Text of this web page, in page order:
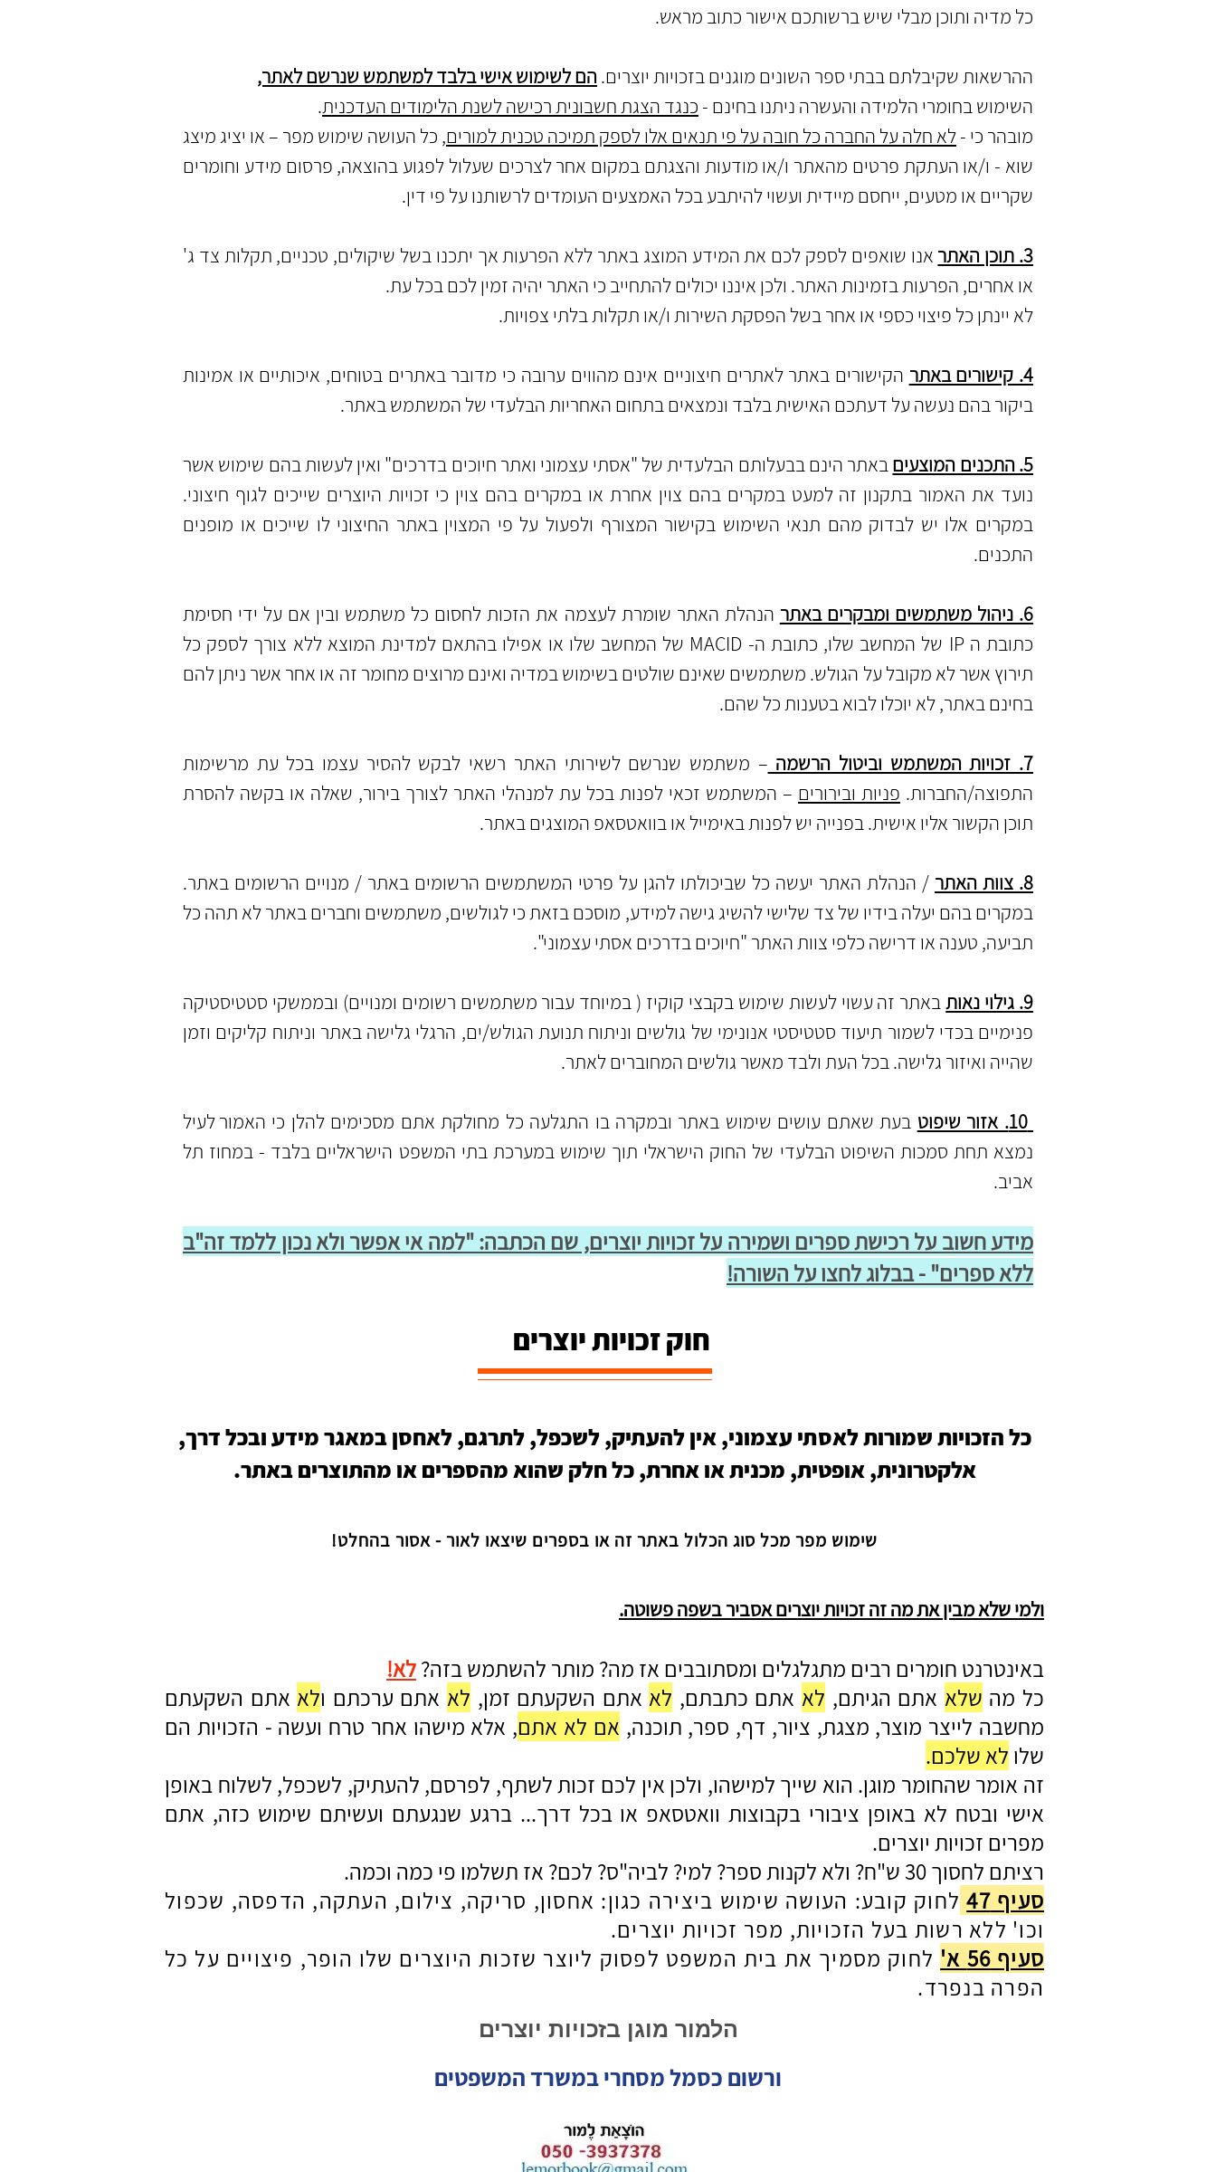
כל מדיה ותוכן מבלי שיש ברשותכם אישור כתוב מראש.
ההרשאות שקיבלתם בבתי ספר השונים מוגנים בזכויות יוצרים.הם לשימוש אישי בלבד למשתמש שנרשם לאתר,
השימוש בחומרי הלמידה והעשרה ניתנו בחינם - כנגד הצגת חשבונית רכישה לשנת הלימודים העדכנית.
מובהר כי -לא חלה על החברה כל חובה על פי תנאים אלו לספק תמיכה טכנית למורים, כל העושה שימוש מפר – או יציג מיצג
שוא - ו/או העתקת פרטים מהאתר ו/או מודעות והצגתם במקום אחר לצרכים שעלול לפגוע בהוצאה, פרסום מידע וחומרים
שקריים או מטעים, ייחסם מיידית ועשוי להיתבעבכל האמצעים העומדים לרשותנו על פי דין.​
3. תוכן האתר
אנו שואפים לספק לכם את המידע המוצג באתר ללא הפרעות אך יתכנו בשל שיקולים, טכניים, תקלות צד ג'
או אחרים, הפרעות בזמינות האתר. ולכן איננו יכולים להתחייב כי האתר יהיה זמין לכם בכל עת.
לא יינתן כל פיצוי כספי או אחר בשל הפסקת השירות ו/או תקלות בלתי צפויות.
4. קישורים באתר
הקישורים באתר לאתרים חיצוניים אינם מהווים ערובה כי מדובר באתרים בטוחים, איכותיים או אמינות
ביקור בהם נעשה על דעתכם האישית בלבד ונמצאים בתחום האחריות הבלעדי של המשתמש באתר.
5. התכנים המוצעים באתר הינם בבעלותם הבלעדית של "אסתי עצמוני ואתר חיוכים בדרכים" ואין לעשות בהם שימוש אשר
נועד את האמור בתקנון זה למעט במקרים בהם צוין אחרת או במקרים בהם צוין כי זכויות היוצרים שייכים לגוף חיצוני.
במקרים אלו יש לבדוק מהם תנאי השימוש בקישור המצורף ולפעול על פי המצוין באתר החיצוני לו שייכים או מופנים
התכנים.
6. ניהול משתמשים ומבקרים באתר
הנהלת האתר שומרת לעצמה את הזכות לחסום כל משתמש ובין אם על ידי חסימת
כתובת ה IP של המחשב שלו, כתובת ה- MACID של המחשב שלו או אפילו בהתאם למדינת המוצא ללא צורך לספק כל
תירוץ אשר לא מקובל על הגולש. משתמשים שאינם שולטים בשימוש במדיה ואינם מרוצים מחומר זה או אחר אשר ניתן להם
בחינם באתר, לא יוכלו לבוא בטענות כל שהם.
7. זכויות המשתמש וביטול הרשמה
– משתמש שנרשם לשירותי האתר רשאי לבקש להסיר עצמו בכל עת מרשימות
התפוצה/החברות. פניות ובירורים – המשתמש זכאי לפנות בכל עת למנהלי האתר לצורך בירור, שאלה או בקשה להסרת
תוכן הקשור אליו אישית. בפנייה יש לפנות באימייל או בוואטסאפ המוצגים באתר.
8. צוות האתר
/ הנהלת האתר יעשה כל שביכולתו להגן על פרטי המשתמשים הרשומים באתר / מנויים הרשומים באתר.
במקרים בהם יעלה בידיו של צד שלישי להשיג גישה למידע, מוסכם בזאת כי לגולשים, משתמשים וחברים באתר לא תהה כל
תביעה, טענה או דרישה כלפי צוות האתר "חיוכים בדרכים אסתי עצמוני".
9. גילוי נאות
באתר זה עשוי לעשות שימוש בקבצי קוקיז ( במיוחד עבור משתמשים רשומים ומנויים) ובממשקי סטטיסטיקה
פנימיים בכדי לשמור תיעוד סטטיסטי אנונימי של גולשים וניתוח תנועת הגולש/ים, הרגלי גלישה באתר וניתוח קליקים וזמן
שהייה ואיזור גלישה. בכל העת ולבד מאשר גולשים המחוברים לאתר.
10. אזור שיפוט בעת שאתם עושים שימוש באתר ובמקרה בו התגלעה כל מחולקת אתם מסכימים להלן כי האמור לעיל
נמצא תחת סמכות השיפוט הבלעדי של החוק הישראלי תוך שימוש במערכת בתי המשפט הישראליים בלבד - במחוז תל
אביב.
מידע חשוב על רכישת ספרים ושמירה על זכויות יוצרים, שם הכתבה: "למה אי אפשר ולא נכון ללמד זה"ב
ללא ספרים" - בבלוג לחצו על השורה!
חוק זכויות יוצרים
כל הזכויות שמורות לאסתי עצמוני, אין להעתיק, לשכפל, לתרגם, לאחסן במאגר מידע ובכל דרך,
אלקטרונית, אופטית, מכנית או אחרת, כל חלק שהוא מהספרים או מהתוצרים באתר.
שימוש מפר מכל סוג הכלול באתר זה או בספרים שיצאו לאור - אסור בהחלט!
ולמי שלא מבין את מה זה זכויות יוצרים אסביר בשפה פשוטה.
באינטרנט חומרים רבים מתגלגלים ומסתובבים אז מה? מותר להשתמש בזה?לא!
כל מה שלא אתם הגיתם, לא אתם כתבתם, לא אתם השקעתם זמן, לא אתם ערכתם ולא אתם השקעתם
מחשבה לייצר מוצר, מצגת, ציור, דף, ספר, תוכנה, אם לא אתם, אלא מישהו אחר טרח ועשה - הזכויות הם
שלו לא שלכם.
זה אומר שהחומר מוגן. הוא שייך למישהו, ולכן אין לכם זכות לשתף, לפרסם, להעתיק, לשכפל, לשלוח באופן
אישי ובטח לא באופן ציבורי בקבוצות וואטסאפ או בכל דרך... ברגע שנגעתם ועשיתם שימוש כזה, אתם
מפרים זכויות יוצרים.
רציתם לחסוך 30 ש"ח? ולא לקנות ספר? למי? לביה"ס? לכם? אז תשלמו פי כמה וכמה.
סעיף 47
לחוק קובע: העושה שימוש ביצירה כגון: אחסון, סריקה, צילום, העתקה, הדפסה, שכפול
וכו' ללא רשות בעל הזכויות, מפר זכויות יוצרים.
סעיף 56 א'
לחוק מסמיך את בית המשפט לפסוק ליוצר שזכות היוצרים שלו הופר, פיצויים על כל
הפרה בנפרד.
הלמור מוגן בזכויות יוצרים
ורשום כסמל מסחרי במשרד המשפטים